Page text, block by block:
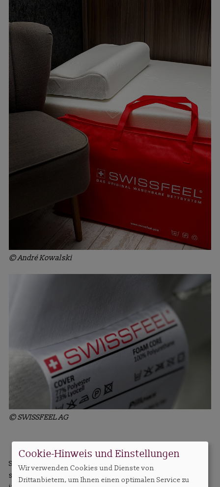
© André Kowalski
© SWISSFEEL AG
Swissfeel bietet nicht nur vollständige Bettsysteme an,
sondern auch solche, die zu 100% nachhaltig sind,
Cookie-Hinweis und Einstellungen
Wir verwenden Cookies und Dienste von
Drittanbietern, um Ihnen einen optimalen Service zu